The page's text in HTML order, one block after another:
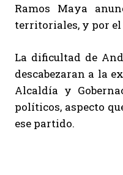
Ramos Maya
territoriales, y por el
La dificultad de
descabezaran a la
Alcaldía y
políticos, aspecto
ese partido.